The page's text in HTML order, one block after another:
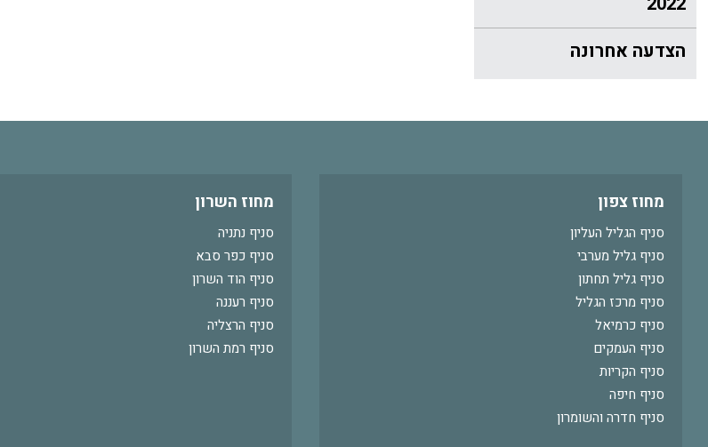
הצדעה אחרונה
מחוז צפון
סניף הגליל העליון
סניף גליל מערבי
סניף גליל תחתון
סניף מרכז הגליל
סניף כרמיאל
סניף העמקים
סניף הקריות
סניף חיפה
סניף חדרה והשומרון
מחוז השרון
סניף נתניה
סניף כפר סבא
סניף הוד השרון
סניף רעננה
סניף הרצליה
סניף רמת השרון